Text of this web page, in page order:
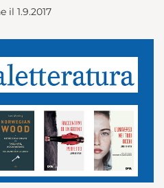
il 1.9.2017